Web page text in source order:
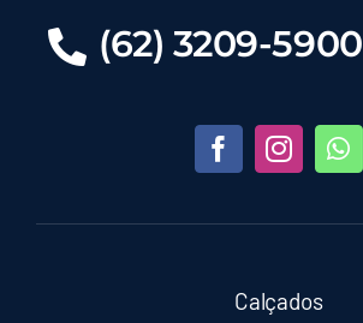
(62) 3209-5900
Calçados